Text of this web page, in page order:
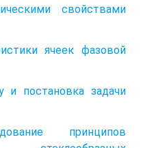
свойствами
ячеек фазовой
и постановка задачи
принципов